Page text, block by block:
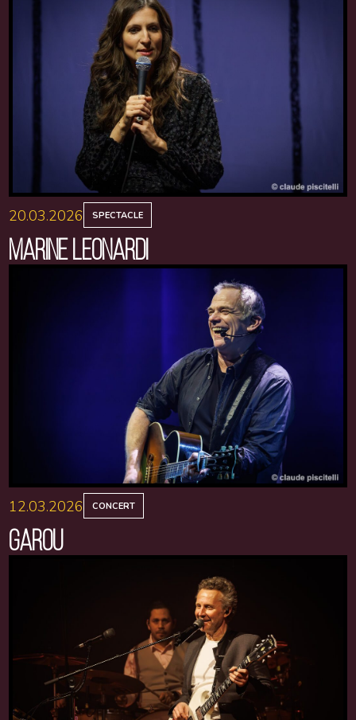
20.03.2026 SPECTACLE
MARINE LEONARDI
12.03.2026 CONCERT
GAROU